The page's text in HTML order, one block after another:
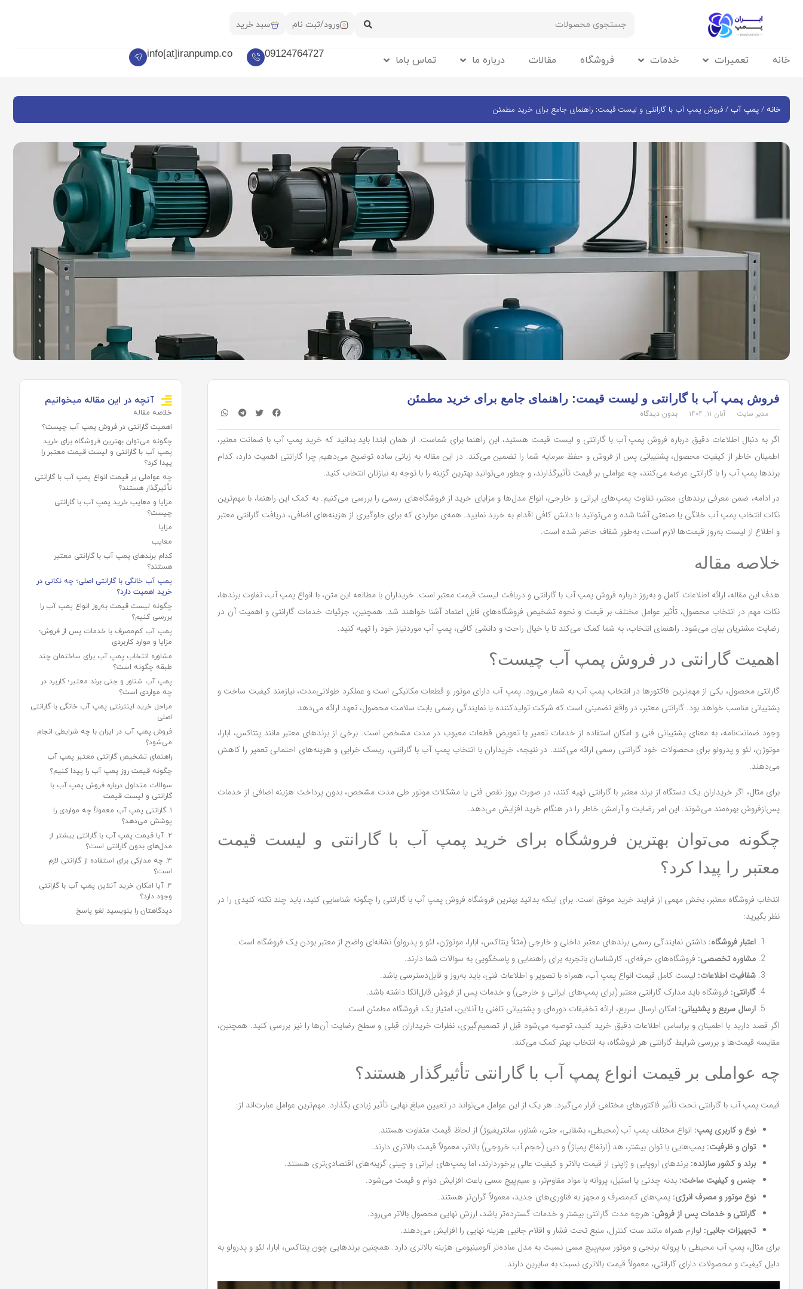
ورود/ثبت نام سبد خرید
خانه تعمیرات خدمات فروشگاه مقالات درباره ما تماس باما
09124764727
info[at]iranpump.co
خانه / پمپ آب / فروش پمپ آب با گارانتی و لیست قیمت: راهنمای جامع برای خرید مطمئن
فروش پمپ آب با گارانتی و لیست قیمت: راهنمای جامع برای خرید مطمئن
مدیر سایت آبان ۱۱, ۱۴۰۴ بدون دیدگاه
اگر به دنبال اطلاعات دقیق درباره فروش پمپ آب با گارانتی و لیست قیمت هستید، این راهنما برای شماست. از همان ابتدا باید بدانید که خرید پمپ آب با ضمانت معتبر،
اطمینان خاطر از کیفیت محصول، پشتیبانی پس از فروش و حفظ سرمایه شما را تضمین می‌کند. در این مقاله به زبانی ساده توضیح می‌دهیم چرا گارانتی اهمیت دارد، کدام
برندها پمپ آب را با گارانتی عرضه می‌کنند، چه عواملی بر قیمت تأثیرگذارند، و چطور می‌توانید بهترین گزینه را با توجه به نیازتان انتخاب کنید.
در ادامه، ضمن معرفی برندهای معتبر، تفاوت پمپ‌های ایرانی و خارجی، انواع مدل‌ها و مزایای خرید از فروشگاه‌های رسمی را بررسی می‌کنیم. به کمک این راهنما، با مهم‌ترین
نکات انتخاب پمپ آب خانگی یا صنعتی آشنا شده و می‌توانید با دانش کافی اقدام به خرید نمایید. همه‌ی مواردی که برای جلوگیری از هزینه‌های اضافی، دریافت گارانتی معتبر
و اطلاع از لیست به‌روز قیمت‌ها لازم است، به‌طور شفاف حاضر شده است.
خلاصه مقاله
هدف این مقاله، ارائه اطلاعات کامل و به‌روز درباره فروش پمپ آب با گارانتی و دریافت لیست قیمت معتبر است. خریداران با مطالعه این متن، با انواع پمپ آب، تفاوت برندها،
نکات مهم در انتخاب محصول، تأثیر عوامل مختلف بر قیمت و نحوه تشخیص فروشگاه‌های قابل اعتماد آشنا خواهند شد. همچنین، جزئیات خدمات گارانتی و اهمیت آن در
رضایت مشتریان بیان می‌شود. راهنمای انتخاب، به شما کمک می‌کند تا با خیال راحت و دانشی کافی، پمپ آب موردنیاز خود را تهیه کنید.
اهمیت گارانتی در فروش پمپ آب چیست؟
گارانتی محصول، یکی از مهم‌ترین فاکتورها در انتخاب پمپ آب به شمار می‌رود. پمپ آب دارای موتور و قطعات مکانیکی است و عملکرد طولانی‌مدت، نیازمند کیفیت ساخت و
پشتیبانی مناسب خواهد بود. گارانتی معتبر، در واقع تضمینی است که شرکت تولیدکننده یا نمایندگی رسمی بابت سلامت محصول، تعهد ارائه می‌دهد.
وجود ضمانت‌نامه، به معنای پشتیبانی فنی و امکان استفاده از خدمات تعمیر یا تعویض قطعات معیوب در مدت مشخص است. برخی از برندهای معتبر مانند پنتاکس، ابارا،
موتوژن، لئو و پدرولو برای محصولات خود گارانتی رسمی ارائه می‌کنند. در نتیجه، خریداران با انتخاب پمپ آب با گارانتی، ریسک خرابی و هزینه‌های احتمالی تعمیر را کاهش
می‌دهند.
برای مثال، اگر خریداران یک دستگاه از برند معتبر با گارانتی تهیه کنند، در صورت بروز نقص فنی یا مشکلات موتور طی مدت مشخص، بدون پرداخت هزینه اضافی از خدمات
پس‌ازفروش بهره‌مند می‌شوند. این امر رضایت و آرامش خاطر را در هنگام خرید افزایش می‌دهد.
چگونه می‌توان بهترین فروشگاه برای خرید پمپ آب با گارانتی و لیست قیمت
معتبر را پیدا کرد؟
انتخاب فروشگاه معتبر، بخش مهمی از فرایند خرید موفق است. برای اینکه بدانید بهترین فروشگاه فروش پمپ آب با گارانتی را چگونه شناسایی کنید، باید چند نکته کلیدی را در
نظر بگیرید:
اعتبار فروشگاه: داشتن نمایندگی رسمی برندهای معتبر داخلی و خارجی (مثلاً پنتاکس، ابارا، موتوژن، لئو و پدرولو) نشانه‌ای واضح از معتبر بودن یک فروشگاه است.
مشاوره تخصصی: فروشگاه‌های حرفه‌ای، کارشناسان باتجربه برای راهنمایی و پاسخگویی به سوالات شما دارند.
شفافیت اطلاعات: لیست کامل قیمت انواع پمپ آب، همراه با تصویر و اطلاعات فنی، باید به‌روز و قابل‌دسترسی باشد.
گارانتی: فروشگاه باید مدارک گارانتی معتبر (برای پمپ‌های ایرانی و خارجی) و خدمات پس از فروش قابل‌اتکا داشته باشد.
ارسال سریع و پشتیبانی: امکان ارسال سریع، ارائه تخفیفات دوره‌ای و پشتیبانی تلفنی یا آنلاین، امتیاز یک فروشگاه مطمئن است.
اگر قصد دارید با اطمینان و براساس اطلاعات دقیق خرید کنید، توصیه می‌شود قبل از تصمیم‌گیری، نظرات خریداران قبلی و سطح رضایت آن‌ها را نیز بررسی کنید. همچنین،
مقایسه قیمت‌ها و بررسی شرایط گارانتی هر فروشگاه، به انتخاب بهتر کمک می‌کند.
چه عواملی بر قیمت انواع پمپ آب با گارانتی تأثیرگذار هستند؟
قیمت پمپ آب با گارانتی تحت تأثیر فاکتورهای مختلفی قرار می‌گیرد. هر یک از این عوامل می‌تواند در تعیین مبلغ نهایی تأثیر زیادی بگذارد. مهم‌ترین عوامل عبارت‌اند از:
نوع و کاربری پمپ: انواع مختلف پمپ آب (محیطی، بشقابی، جتی، شناور، سانتریفیوژ) از لحاظ قیمت متفاوت هستند.
توان و ظرفیت: پمپ‌هایی با توان بیشتر، هد (ارتفاع پمپاژ) و دبی (حجم آب خروجی) بالاتر، معمولاً قیمت بالاتری دارند.
برند و کشور سازنده: برندهای اروپایی و ژاپنی از قیمت بالاتر و کیفیت عالی برخوردارند، اما پمپ‌های ایرانی و چینی گزینه‌های اقتصادی‌تری هستند.
جنس و کیفیت ساخت: بدنه چدنی یا استیل، پروانه با مواد مقاوم‌تر، و سیم‌پیچ مسی باعث افزایش دوام و قیمت می‌شود.
نوع موتور و مصرف انرژی: پمپ‌های کم‌مصرف و مجهز به فناوری‌های جدید، معمولاً گران‌تر هستند.
گارانتی و خدمات پس از فروش: هرچه مدت گارانتی بیشتر و خدمات گسترده‌تر باشد، ارزش نهایی محصول بالاتر می‌رود.
تجهیزات جانبی: لوازم همراه مانند ست کنترل، منبع تحت فشار و اقلام جانبی هزینه نهایی را افزایش می‌دهند.
برای مثال، پمپ آب محیطی با پروانه برنجی و موتور سیم‌پیچ مسی نسبت به مدل ساده‌تر آلومینیومی هزینه بالاتری دارد. همچنین برندهایی چون پنتاکس، ابارا، لئو و پدرولو به
دلیل کیفیت و محصولات دارای گارانتی، معمولاً قیمت بالاتری نسبت به سایرین دارند.
آنچه در این مقاله میخوانیم
خلاصه مقاله
اهمیت گارانتی در فروش پمپ آب چیست؟
چگونه می‌توان بهترین فروشگاه برای خرید
پمپ آب با گارانتی و لیست قیمت معتبر را
پیدا کرد؟
چه عواملی بر قیمت انواع پمپ آب با گارانتی
تأثیرگذار هستند؟
مزایا و معایب خرید پمپ آب با گارانتی
چیست؟
مزایا
معایب
کدام برندهای پمپ آب با گارانتی معتبر
هستند؟
پمپ آب خانگی با گارانتی اصلی؛ چه نکاتی در
خرید اهمیت دارد؟
چگونه لیست قیمت به‌روز انواع پمپ آب را
بررسی کنیم؟
پمپ آب کم‌مصرف با خدمات پس از فروش؛
مزایا و موارد کاربردی
مشاوره انتخاب پمپ آب برای ساختمان چند
طبقه چگونه است؟
پمپ آب شناور و جتی برند معتبر؛ کاربرد در
چه مواردی است؟
مراحل خرید اینترنتی پمپ آب خانگی با گارانتی
اصلی
فروش پمپ آب در ایران با چه شرایطی انجام
می‌شود؟
راهنمای تشخیص گارانتی معتبر پمپ آب
چگونه قیمت روز پمپ آب را پیدا کنیم؟
سوالات متداول درباره فروش پمپ آب با
گارانتی و لیست قیمت
۱. گارانتی پمپ آب معمولاً چه مواردی را
پوشش می‌دهد؟
۲. آیا قیمت پمپ آب با گارانتی بیشتر از
مدل‌های بدون گارانتی است؟
۳. چه مدارکی برای استفاده از گارانتی لازم
است؟
۴. آیا امکان خرید آنلاین پمپ آب با گارانتی
وجود دارد؟
دیدگاهتان را بنویسید لغو پاسخ